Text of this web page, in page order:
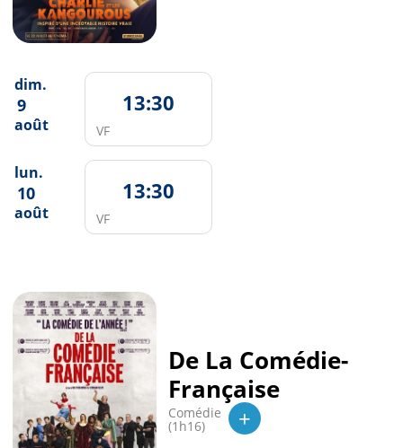
dim.
9
août
13:30
VF
lun.
10
août
13:30
VF
De La Comédie-
Française
Comédie
(1h16) +